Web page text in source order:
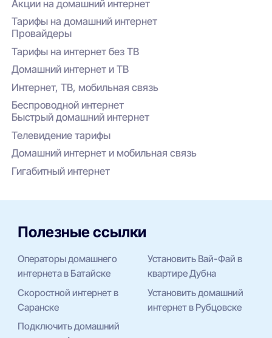
Акции на домашний интернет
Тарифы на домашний интернет
Провайдеры
Тарифы на интернет без ТВ
Домашний интернет и ТВ
Интернет, ТВ, мобильная связь
Беспроводной интернет
Быстрый домашний интернет
Телевидение тарифы
Домашний интернет и мобильная связь
Гигабитный интернет
Полезные ссылки
Операторы домашнего
интернета в Батайске
Установить Вай-Фай в
квартире Дубна
Скоростной интернет в
Саранске
Установить домашний
интернет в Рубцовске
Подключить домашний